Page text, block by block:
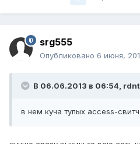
srg555
Опубликовано 6 июня,
В 06.06.2013 в 06:54,
в нем куча тупых access-